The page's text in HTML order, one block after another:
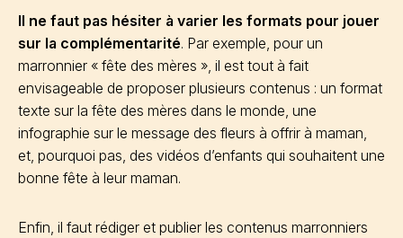
Il ne faut pas hésiter à varier les formats pour jouer
sur la complémentarité. Par exemple, pour un
marronnier « fête des mères », il est tout à fait
envisageable de proposer plusieurs contenus : un format
texte sur la fête des mères dans le monde, une
infographie sur le message des fleurs à offrir à maman,
et, pourquoi pas, des vidéos d’enfants qui souhaitent une
bonne fête à leur maman.
Enfin, il faut rédiger et publier les contenus marronniers